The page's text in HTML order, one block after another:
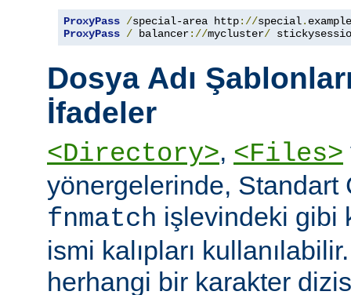
ProxyPass /special-area http://special. example
ProxyPass / balancer://mycluster/
Dosya Adı
İfadeler
<Directory>, <Files>
yönergelerinde, Standart
fnmatch işlevindeki gibi
ismi kalıpları
herhangi bir karakter